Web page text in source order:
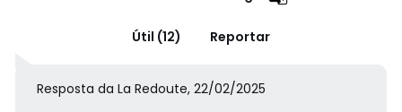
Útil (12) Reportar
Resposta da La Redoute, 22/02/2025